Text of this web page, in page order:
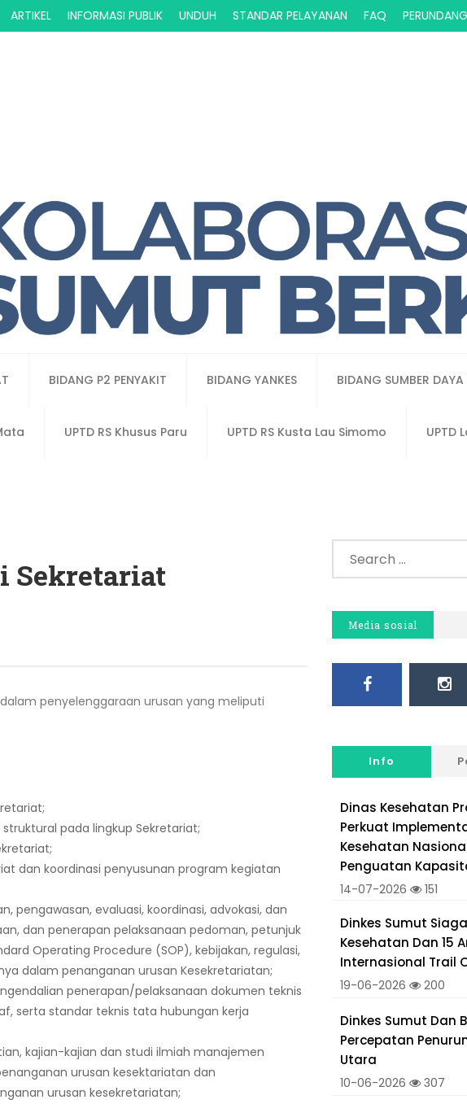
ARTIKEL INFORMASI PUBLIK UNDUH STANDAR PELAYANAN FAQ
BIDANG P2 PENYAKIT BIDANG YANKES BIDANG SUMBER DAYA
UPTD RS Khusus Paru UPTD RS Kusta Lau Simomo UPTD
Sekretariat
penyelenggaraan urusan yang meliputi
pada lingkup Sekretariat;
dan koordinasi penyusunan program kegiatan
pengawasan, evaluasi, koordinasi, advokasi, dan
dan penerapan pelaksanaan pedoman, petunjuk
Operating Procedure (SOP), kebijakan, regulasi,
dalam penanganan urusan Kesekretariatan;
penerapan/pelaksanaan dokumen teknis
serta standar teknis tata hubungan kerja
kajian-kajian dan studi ilmiah manajemen
urusan kesektariatan dan
urusan kesekretariatan;
Media sosial
Info
Dinas Kesehatan
Perkuat
Kesehatan
Penguatan
14-07-2026 151
Dinkes Sumut
Kesehatan Dan 15
Internasional Trail
19-06-2026 200
Dinkes Sumut Dan
Percepatan
Utara
10-06-2026 307